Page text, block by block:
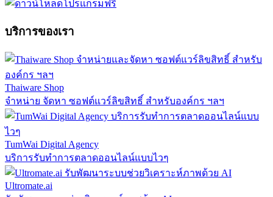
บริการของเรา
Thaiware Shop
จำหน่าย จัดหา ซอฟต์แวร์ลิขสิทธิ์ สำหรับองค์กร ฯลฯ
TumWai Digital Agency
บริการรับทำการตลาดออนไลน์แบบไวๆ
Ultromate.ai